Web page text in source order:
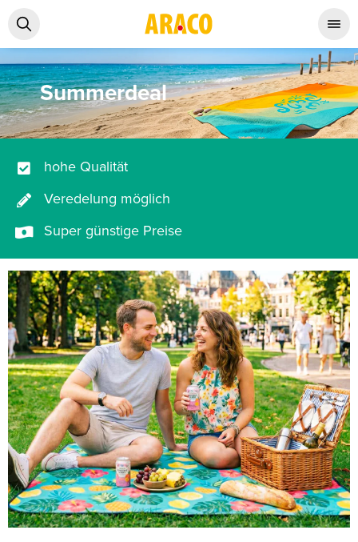
Summerdeal
hohe Qualität
Veredelung möglich
Super günstige Preise